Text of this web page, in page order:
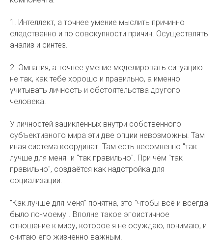
1. Интеллект, а точнее умение мыслить причинно
следственно и по совокупности причин. Осуществлять
анализ и синтез.
2. Эмпатия, а точнее умение моделировать ситуацию
не так, как тебе хорошо и правильно, а именно
учитывать личность и обстоятельства другого
человека.
У личностей зацикленных внутри собственного
субъективного мира эти две опции невозможны. Там
иная система координат. Там есть несомненно "так
лучше для меня" и "так правильно". При чём "так
правильно", создаётся как надстройка для
социализации.
"Как лучше для меня" понятна, это "чтобы всё и всегда
было по-моему". Вполне такое эгоистичное
отношение к миру, которое я не осуждаю, понимаю, и
считаю его жизненно важным.